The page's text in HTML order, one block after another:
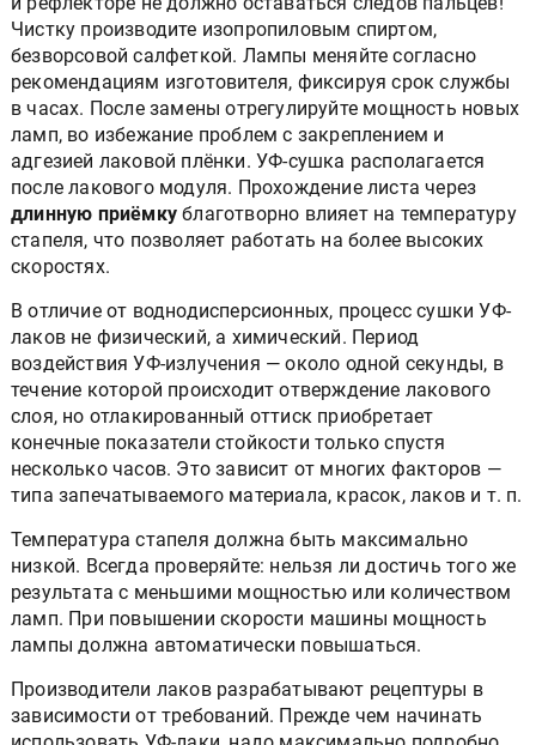
Чистку производите изопропиловым спиртом,
безворсовой салфеткой. Лампы меняйте согласно
рекомендациям изготовителя, фиксируя срок службы
в часах. После замены отрегулируйте мощность новых
ламп, во избежание проблем с закреплением и
адгезией лаковой плёнки. УФ-сушка располагается
после лакового модуля. Прохождение листа через
длинную приёмку благотворно влияет на температуру
стапеля, что позволяет работать на более высоких
скоростях.
В отличие от воднодисперсионных, процесс сушки УФ-
лаков не физический, а химический. Период
воздействия УФ-излучения — около одной секунды, в
течение которой происходит отверждение лакового
слоя, но отлакированный оттиск приобретает
конечные показатели стойкости только спустя
несколько часов. Это зависит от многих факторов —
типа запечатываемого материала, красок, лаков и т. п.
Температура стапеля должна быть максимально
низкой. Всегда проверяйте: нельзя ли достичь того же
результата с меньшими мощностью или количеством
ламп. При повышении скорости машины мощность
лампы должна автоматически повышаться.
Производители лаков разрабатывают рецептуры в
зависимости от требований. Прежде чем начинать